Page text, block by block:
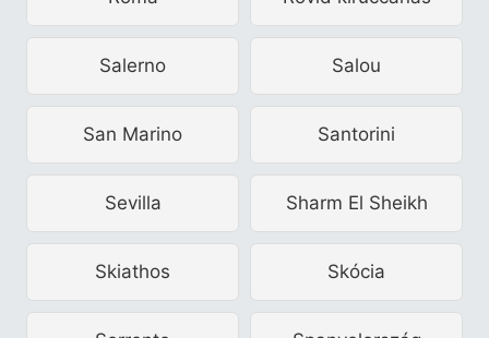
Salerno Salou
San Marino Santorini
Sevilla Sharm El Sheikh
Skiathos Skócia